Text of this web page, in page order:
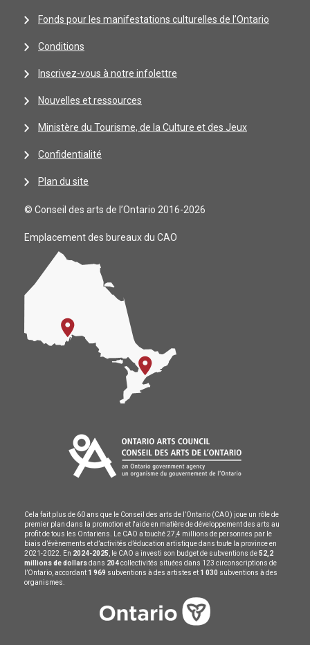
Fonds pour les manifestations culturelles de l’Ontario
Conditions
Inscrivez-vous à notre infolettre
Nouvelles et ressources
Ministère du Tourisme, de la Culture et des Jeux
Confidentialité
Plan du site
© Conseil des arts de l’Ontario 2016-2026
Emplacement des bureaux du CAO
Cela fait plus de 60 ans que le Conseil des arts de l’Ontario (CAO) joue un rôle de
premier plan dans la promotion et l'aide en matière de développement des arts au
profit de tous les Ontariens. Le CAO a touché 27,4 millions de personnes par le
biais d’évènements et d’activités d’éducation artistique dans toute la province en
2021-2022. En 2024-2025 , le CAO a investi son budget de subventions de52,2
millions de dollarsdans 204collectivités situées dans 123 circonscriptions de
l’Ontario, accordant 1 969 subventions à des artistes et 1 030 subventions à des
organismes.